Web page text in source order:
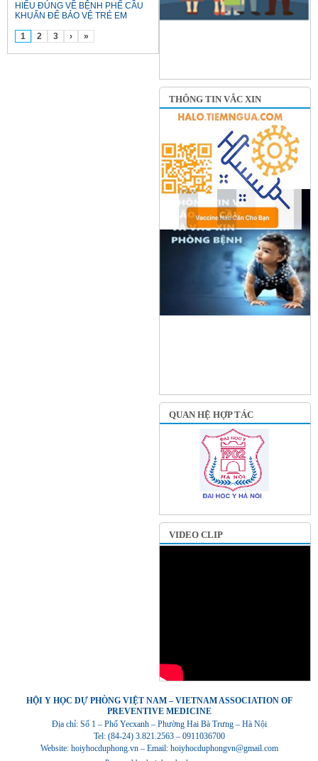
HIỂU ĐÚNG VỀ BỆNH PHẾ CẦU
KHUẨN ĐỂ BẢO VỆ TRẺ EM
1 2 3 › »
THÔNG TIN VẮC XIN
QUAN HỆ HỢP TÁC
VIDEO CLIP
HỘI Y HỌC DỰ PHÒNG VIỆT NAM – VIETNAM ASSOCIATION OF
PREVENTIVE MEDICINE
Địa chỉ: Số 1 – Phố Yecxanh – Phường Hai Bà Trưng – Hà Nội
Tel: (84-24) 3.821.2563 – 0911036700
Website: hoiyhocduphong.vn – Email: hoiyhocduphongvn@gmail.com